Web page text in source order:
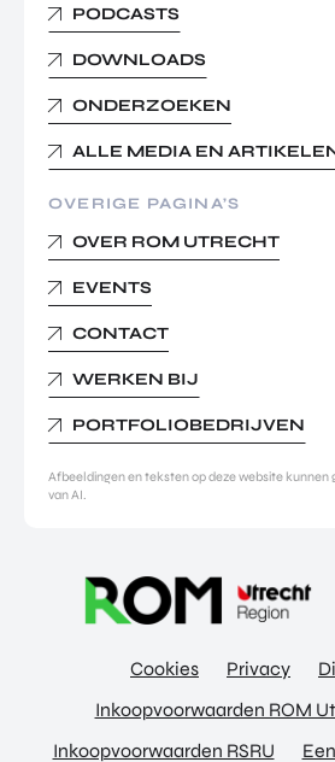
PODCASTS
DOWNLOADS
ONDERZOEKEN
ALLE MEDIA EN
OVERIGE PAGINA’S
OVER ROM UTRECHT
EVENTS
CONTACT
WERKEN BIJ
PORTFOLIOBEDRIJVEN
Afbeeldingen en teksten op deze website
van AI.
Cookies Privacy
Inkoopvoorwaarden ROM
Inkoopvoorwaarden RSRU